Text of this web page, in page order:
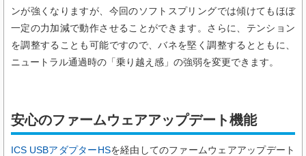
ンが強くなりますが、今回のソフトスプリングでは傾けてもほぼ
一定の力加減で動作させることができます。さらに、テンション
を調整することも可能ですので、バネを堅く調整するとともに、
ニュートラル通過時の「乗り越え感」の強弱を変更できます。
安心のファームウェアアップデート機能
ICS USBアダプターHSを経由してのファームウェアアップデート